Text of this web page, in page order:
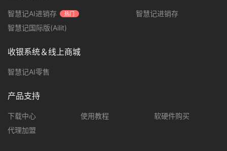
智慧记AI进销存 热门
智慧记进销存
智慧记国际版(Ailit)
收银系统＆线上商城
智慧记AI零售
产品支持
下载中心 使用教程
软硬件购买
代理加盟